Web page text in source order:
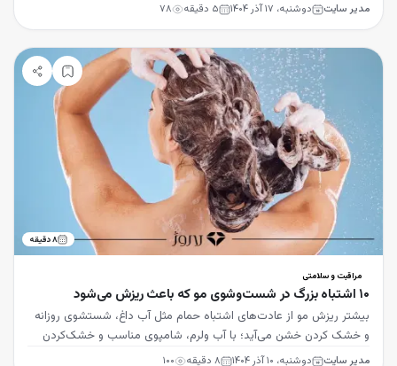
مدیر سایت دوشنبه، ۱۷ آذر ۱۴۰۴ ۵ دقیقه ۷۸
۸دقیقه
مراقبت و سلامتی
۱۰ اشتباه بزرگ در شست‌وشوی مو که باعث ریزش می‌شود
بیشتر ریزش مو از عادت‌های اشتباه حمام مثل آب داغ، شستشوی روزانه
و خشک کردن خشن می‌آید؛ با آب ولرم، شامپوی مناسب و خشک‌کردن
ملایم آن را کنترل کنید.
مدیر سایت دوشنبه، ۱۰ آذر ۱۴۰۴ ۸ دقیقه ۱۰۰